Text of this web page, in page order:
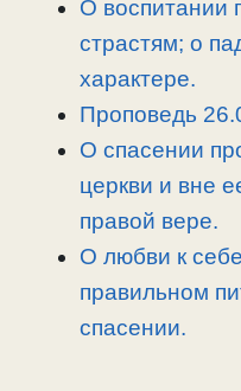
О воспитании
страстям; о
характере.
Проповедь
О спасении
церкви и вне
правой вере.
О любви к
правильном
спасении.